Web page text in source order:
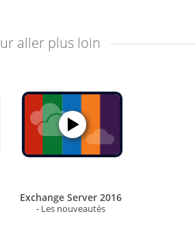
aller plus loin
Exchange Server 2016
- Les nouveautés